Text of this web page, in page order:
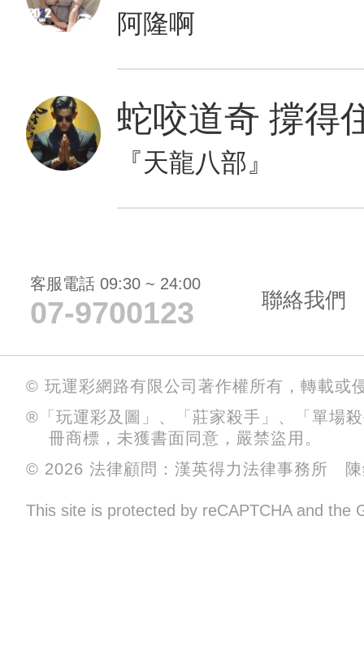
阿隆啊
蛇咬道奇 撐得
『天龍八部』
客服電話 09:30 ~ 24:00
07-9700123 聯絡我們
© 玩運彩網路有限公司著作權所有，轉載或
®「玩運彩及圖」、「莊家殺手」、「單場
冊商標，未獲書面同意，嚴禁盜用。
© 2026 法律顧問：漢英得力法律事務所 陳
This site is protected by reCAPTCHA and the